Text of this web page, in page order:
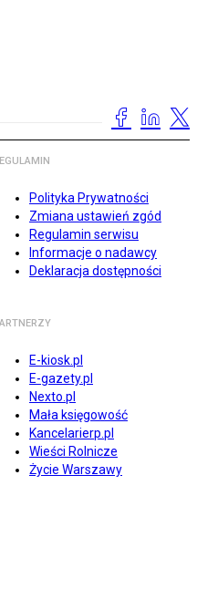
Polityka Prywatności
Zmiana ustawień zgód
Regulamin serwisu
Informacje o nadawcy
Deklaracja dostępności
E-kiosk.pl
E-gazety.pl
Nexto.pl
Mała księgowość
Kancelarierp.pl
Wieści Rolnicze
Życie Warszawy